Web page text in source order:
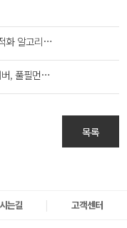
이고 효율 극대화"
만평 추가한다
목록
는길 고객센터